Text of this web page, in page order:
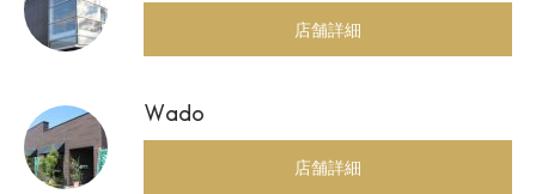
店舗詳細
Wado
店舗詳細